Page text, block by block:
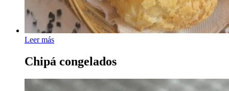
Leer más
Chipá congelados